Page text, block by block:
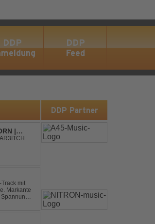
DDP
DDP
Feed
|
mit
Markante
Spannung
DDP Partner